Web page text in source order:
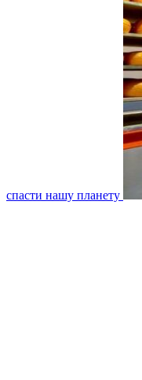
спасти нашу планету